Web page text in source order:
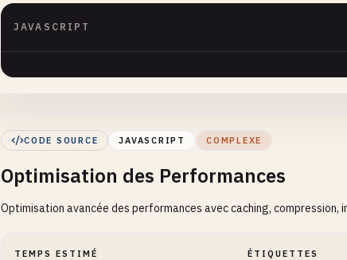
JAVASCRIPT
CODE SOURCE JAVASCRIPT COMPLEXE
Optimisation des Performances
Optimisation avancée des performances avec caching,
TEMPS ESTIMÉ ÉTIQUETTES